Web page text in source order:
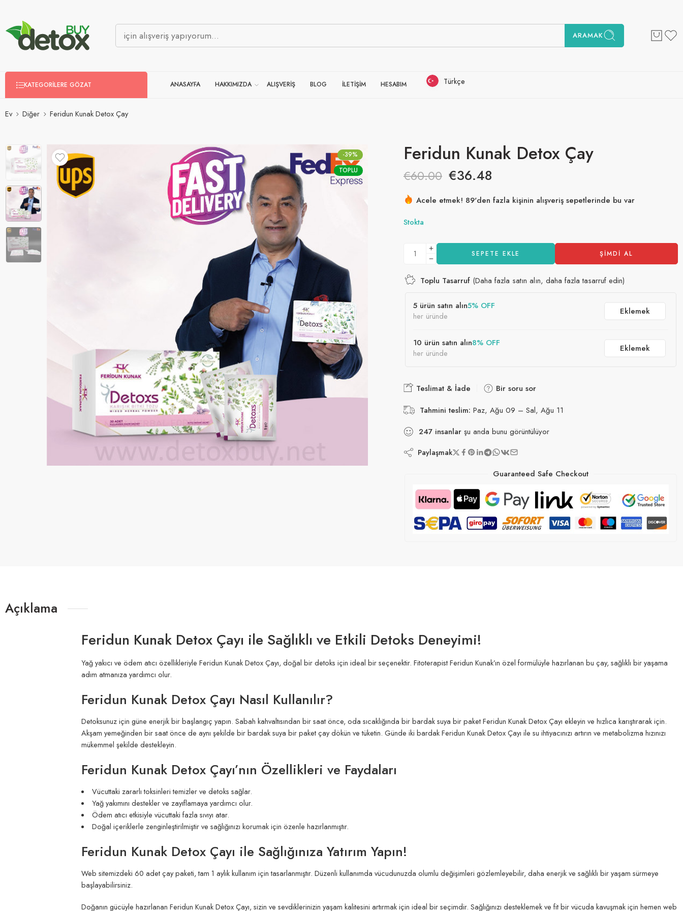
ARAMAK
KATEGORILERE GÖZAT ANASAYFA HAKKIMIZDA ALIŞVERİŞ BLOG İLETİŞİM HESABIM Türkçe
Ev Diğer Feridun Kunak Detox Çay
-39%
TOPLU
Feridun Kunak Detox Çay
€60.00 €36.48
Acele etmek! 89'den fazla kişinin alışveriş sepetlerinde bu var
Stokta
SEPETE EKLE ŞIMDI AL
Toplu Tasarruf (Daha fazla satın alın, daha fazla tasarruf edin)
5 ürün satın alın5% OFF
her üründe
Eklemek
10 ürün satın alın8% OFF
her üründe
Eklemek
Teslimat & İade
Bir soru sor
Tahmini teslim: Paz, Ağu 09 – Sal, Ağu 11
247 insanlar şu anda bunu görüntülüyor
Paylaşmak
Guaranteed Safe Checkout
Açıklama
Feridun Kunak Detox Çayı ile Sağlıklı ve Etkili Detoks Deneyimi!
Yağ yakıcı ve ödem atıcı özellikleriyle Feridun Kunak Detox Çayı, doğal bir detoks için ideal bir seçenektir. Fitoterapist Feridun Kunak’ın özel formülüyle hazırlanan bu çay, sağlıklı bir yaşama
adım atmanıza yardımcı olur.
Feridun Kunak Detox Çayı Nasıl Kullanılır?
Detoksunuz için güne enerjik bir başlangıç yapın. Sabah kahvaltısından bir saat önce, oda sıcaklığında bir bardak suya bir paket Feridun Kunak Detox Çayı ekleyin ve hızlıca karıştırarak için.
Akşam yemeğinden bir saat önce de aynı şekilde bir bardak suya bir paket çay dökün ve tüketin. Günde iki bardak Feridun Kunak Detox Çayı ile su ihtiyacınızı artırın ve metabolizma hızınızı
mükemmel şekilde destekleyin.
Feridun Kunak Detox Çayı’nın Özellikleri ve Faydaları
Vücuttaki zararlı toksinleri temizler ve detoks sağlar.
Yağ yakımını destekler ve zayıflamaya yardımcı olur.
Ödem atıcı etkisiyle vücuttaki fazla sıvıyı atar.
Doğal içeriklerle zenginleştirilmiştir ve sağlığınızı korumak için özenle hazırlanmıştır.
Feridun Kunak Detox Çayı ile Sağlığınıza Yatırım Yapın!
Web sitemizdeki 60 adet çay paketi, tam 1 aylık kullanım için tasarlanmıştır. Düzenli kullanımda vücudunuzda olumlu değişimleri gözlemleyebilir, daha enerjik ve sağlıklı bir yaşam sürmeye
başlayabilirsiniz.
Doğanın gücüyle hazırlanan Feridun Kunak Detox Çayı, sizin ve sevdiklerinizin yaşam kalitesini artırmak için ideal bir seçimdir. Sağlığınızı desteklemek ve fit bir vücuda kavuşmak için hemen web